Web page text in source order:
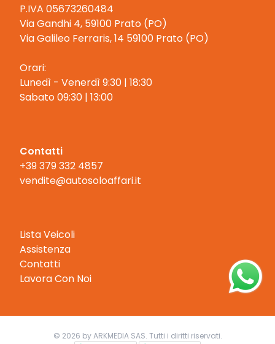
P.IVA 05673260484
Via Gandhi 4, 59100 Prato (PO)
Via Galileo Ferraris, 14 59100 Prato (PO)
Orari:
Lunedì - Venerdì 9:30 | 18:30
Contatti
+39 379 332 4857
vendite@autosoloaffari.it
Lista Veicoli
Assistenza
Contatti
Lavora Con Noi
© 2026 by ARKMEDIA SAS. Tutti i diritti riservati.